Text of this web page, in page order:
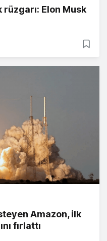
Elon Musk
Amazon, ilk
fırlattı